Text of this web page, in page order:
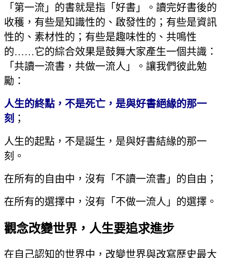
「第一流」的書就是指「好書」。讀完好書後的
收穫，有些是知識性的、啟發性的；有些是資訊
性的、素材性的；有些是趣味性的、共鳴性
的……它的綜合效果是鼓舞大家產生一個共識：
「共讀一流書，共做一流人」。讓我們彼此勉
勵：
人生的終點，不是死亡，是與好書絕緣的那一
刻 ；
人生的起點，不是誕生，是與好書結緣的那一
刻。
在所有的自由中，沒有「不讀一流書」的自由；
在所有的選擇中，沒有「不做一流人」的選擇。
觀念改變世界，人生要追求進步
在自己認知的世界中，改變世界與改寫歷史最大